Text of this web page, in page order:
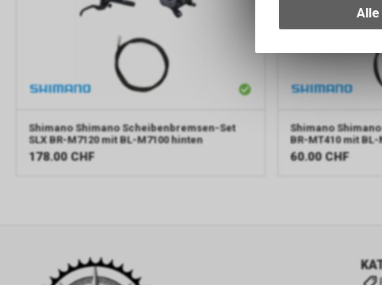
Shimano Shimano Scheibenbremsen-Set
SLX BR-M7120 mit BL-M7100 hinten
178.00 CHF
Shimano
BR-MT410 mit
60.00 CHF